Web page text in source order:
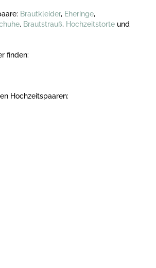
Brautkleider, Eheringe,
, Brautstrauß, Hochzeitstorte und
finden:
Hochzeitspaaren: